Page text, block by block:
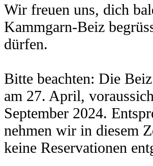
Wir freuen uns, dich
Kammgarn-Beiz
dürfen.
Bitte beachten: Die
am 27. April,
September 2024.
nehmen wir in diesem
keine Reservationen